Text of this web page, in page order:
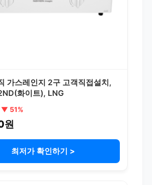
가스레인지 2구 고객직접설치,
화이트), LNG
▼ 51%
원
최저가 확인하기 >